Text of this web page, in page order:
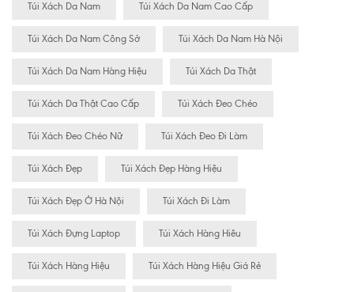
Túi Xách Da Nam Túi Xách Da Nam Cao Cấp
Túi Xách Da Nam Công Sở Túi Xách Da Nam Hà Nội
Túi Xách Da Nam Hàng Hiệu Túi Xách Da Thật
Túi Xách Da Thật Cao Cấp Túi Xách Đeo Chéo
Túi Xách Đeo Chéo Nữ Túi Xách Đeo Đi Làm
Túi Xách Đẹp Túi Xách Đẹp Hàng Hiệu
Túi Xách Đẹp Ở Hà Nội Túi Xách Đi Làm
Túi Xách Đựng Laptop Túi Xách Hàng Hiêu
Túi Xách Hàng Hiệu Túi Xách Hàng Hiệu Giá Rẻ